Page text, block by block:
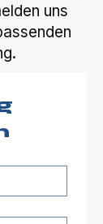
uns